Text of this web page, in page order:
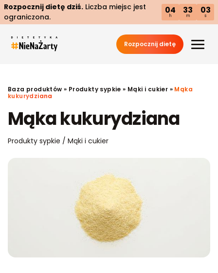
Rozpocznij dietę dziś. Liczba miejsc jest
ograniczona.
04
h
33
m
02
s
Rozpocznij dietę
Baza produktów » Produkty sypkie » Mąki i cukier » Mąka
kukurydziana
Mąka kukurydziana
Produkty sypkie / Mąki i cukier